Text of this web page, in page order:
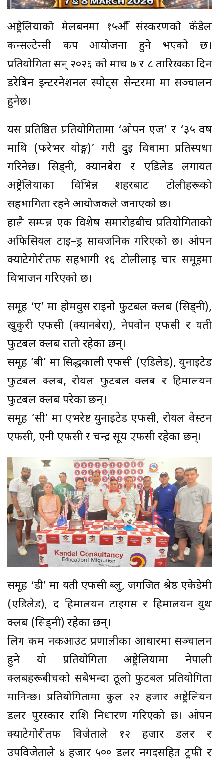
अष्ट्रेलियाको मेलबर्नमा १५औँ संस्करणको कँडेल
कन्सल्टेन्सी कप आयोजना हुने भएको छ।
प्रतियोगिता सन् २०२६ को मार्च ७ र ८ तारिखका दिन
डरेबिन इन्टरनेशनल स्पोर्ट्स सेन्टरमा मा सञ्चालन
हुनेछ।
यस प्रतिष्ठित प्रतियोगितामा ‘ओपन एज’ र ‘३५ वर्ष
माथि (फरेभर योङ्ग)’ गरी दुई विधामा प्रतिस्पर्धा
गरिनेछ। सिड्नी, क्यानबेरा र एडिलेड लगायत
अष्ट्रेलियाका विभिन्न शहरबाट टोलीहरूको
सहभागिता रहने आयोजकले जनाएको छ।
हालै सम्पन्न एक विशेष समारोहबीच प्रतियोगिताको
अफिसियल टाइ–ड्र सार्वजनिक गरिएको छ। ओपन
क्याटेगोरीतर्फ सहभागी १६ टोलीलाई चार समूहमा
विभाजन गरिएको छ।
समूह ‘ए’ मा होमवुस राइनो फुटबल क्लब (सिड्नी),
खुकुरी एफसी (क्यानबेरा), नेपवोर्न एफसी र यती
फुटबल क्लब रातो रहेका छन्।
समूह ‘बी’ मा सिद्धकाली एफसी (एडिलेड), युनाइटेड
फुटबल क्लब, रोयल फुटबल क्लब र हिमालयन
फुटबल क्लब परेका छन्।
समूह ‘सी’ मा एभरेष्ट युनाइटेड एफसी, रोयल वेस्टर्न
एफसी, एनी एफसी र चन्द्र सूर्य एफसी रहेका छन्।
समूह ‘डी’ मा यती एफसी ब्लु, जगजित श्रेष्ठ एकेडेमी
(एडिलेड), द हिमालयन टाइगर्स र हिमालयन युथ
क्लब (सिड्नी) रहेका छन्।
लिग कम नकआउट प्रणालीका आधारमा सञ्चालन
हुने यो प्रतियोगिता अष्ट्रेलियामा नेपाली
क्लबहरूबीचको सबैभन्दा ठूलो फुटबल प्रतियोगिता
मानिन्छ। प्रतियोगितामा कुल २२ हजार अष्ट्रेलियन
डलर पुरस्कार राशि निर्धारण गरिएको छ। ओपन
क्याटेगोरीतर्फ विजेताले १२ हजार डलर र
उपविजेताले ४ हजार ५०० डलर नगदसहित ट्रफी र